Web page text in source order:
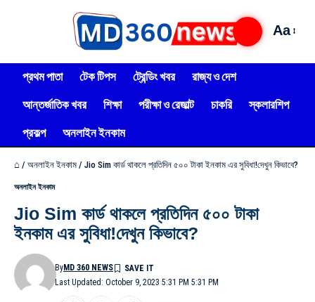
Aa
প্রথম পাতা টেক টিপস ট্রেন্ডিং খবর
রাজ্য ও দেশ
আন্তর্জাতিক খবর
শিক্ষা পরীক্ষা ও রেজাল্ট চাকরি
স্কলারশিপ
প্রকল্প
অনলাইন ইনকাম
⌂ / অনলাইন ইনকাম / Jio Sim কার্ড থাকলে প্রতিদিন ৫০০ টাকা ইনকাম এর সুবিধা!দেখুন কিভাবে?
অনলাইন ইনকাম
Jio Sim কার্ড থাকলে প্রতিদিন ৫০০ টাকা
ইনকাম এর সুবিধা!দেখুন কিভাবে?
Last Updated: October 9, 2023 5:31 PM 5:31 PM
ByMD 360 NEWS